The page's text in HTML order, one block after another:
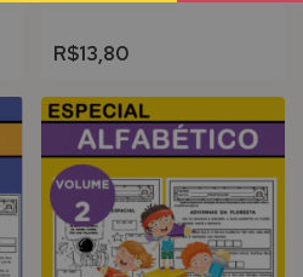
R$13,80